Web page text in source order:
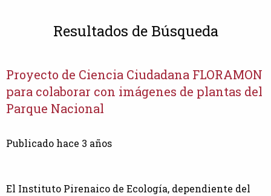
Resultados de Búsqueda
Proyecto de Ciencia Ciudadana FLORAMON
para colaborar con imágenes de plantas del
Parque Nacional
Publicado hace 3 años
El Instituto Pirenaico de Ecología, dependiente del